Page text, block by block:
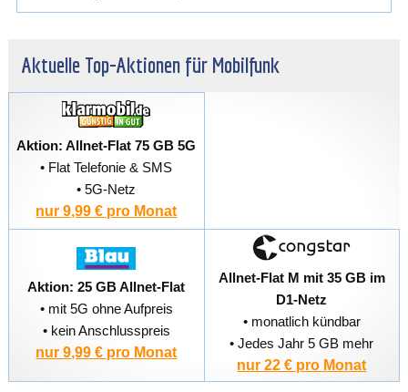
Aktuelle Top-Aktionen für Mobilfunk
Aktion: Allnet-Flat 75 GB 5G
• Flat Telefonie & SMS
• 5G-Netz
nur 9,99 € pro Monat
Aktion: 25 GB Allnet-Flat
• mit 5G ohne Aufpreis
• kein Anschlusspreis
nur 9,99 € pro Monat
Allnet-Flat M mit 35 GB im
D1-Netz
• monatlich kündbar
• Jedes Jahr 5 GB mehr
nur 22 € pro Monat